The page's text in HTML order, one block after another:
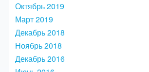
Октябрь 2019
Март 2019
Декабрь 2018
Ноябрь 2018
Декабрь 2016